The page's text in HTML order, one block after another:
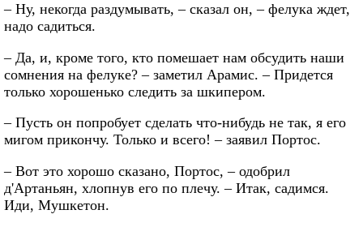
– Ну, некогда раздумывать, – сказал он, – фелука ждет,
надо садиться.
– Да, и, кроме того, кто помешает нам обсудить наши
сомнения на фелуке? – заметил Арамис. – Придется
только хорошенько следить за шкипером.
– Пусть он попробует сделать что-нибудь не так, я его
мигом прикончу. Только и всего! – заявил Портос.
– Вот это хорошо сказано, Портос, – одобрил
д'Артаньян, хлопнув его по плечу. – Итак, садимся.
Иди, Мушкетон.